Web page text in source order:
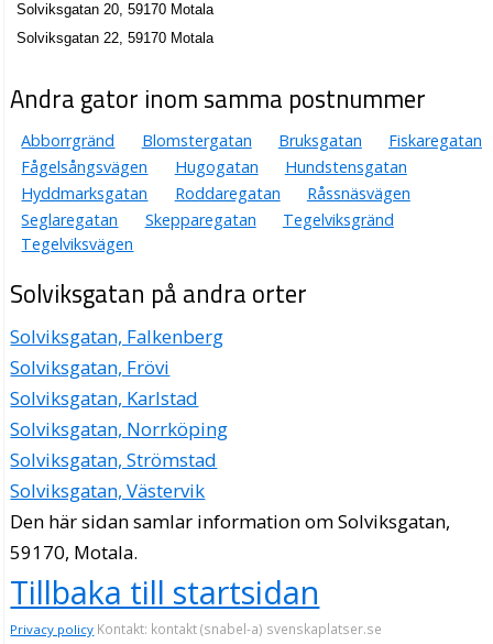
Solviksgatan 20, 59170 Motala
Solviksgatan 22, 59170 Motala
Andra gator inom samma postnummer
Abborrgränd Blomstergatan Bruksgatan
Fiskaregatan
Fågelsångsvägen
Hugogatan
Hundstensgatan
Hyddmarksgatan
Roddaregatan
Råssnäsvägen
Seglaregatan
Skepparegatan
Tegelviksgränd
Tegelviksvägen
Solviksgatan på andra orter
Solviksgatan, Falkenberg
Solviksgatan, Frövi
Solviksgatan, Karlstad
Solviksgatan, Norrköping
Solviksgatan, Strömstad
Solviksgatan, Västervik
Den här sidan samlar information om Solviksgatan,
59170, Motala.
Tillbaka till startsidan
Privacy policy Kontakt: kontakt (snabel-a) svenskaplatser.se